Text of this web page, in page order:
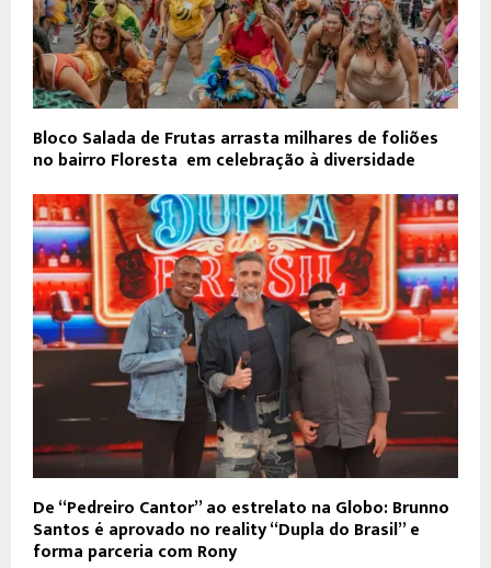
Bloco Salada de Frutas arrasta milhares de foliões
no bairro Floresta em celebração à diversidade
De “Pedreiro Cantor” ao estrelato na Globo: Brunno
Santos é aprovado no reality “Dupla do Brasil” e
forma parceria com Rony